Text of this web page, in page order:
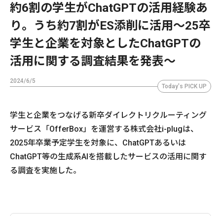
約6割の学生がChatGPTの活用経験あ
り。うち約7割がES添削に活用〜25卒
学生と企業を対象としたChatGPTの
活用に関する調査結果を発表〜
2024/6/5
Today's PICK UP
学生と企業をつなげる新卒ダイレクトリクルーティング
サービス「OfferBox」を運営する株式会社i-plugは、
2025年卒業予定学生を対象に、ChatGPTあるいは
ChatGPT等の生成系AIを搭載したサービスの活用に関す
る調査を実施した。